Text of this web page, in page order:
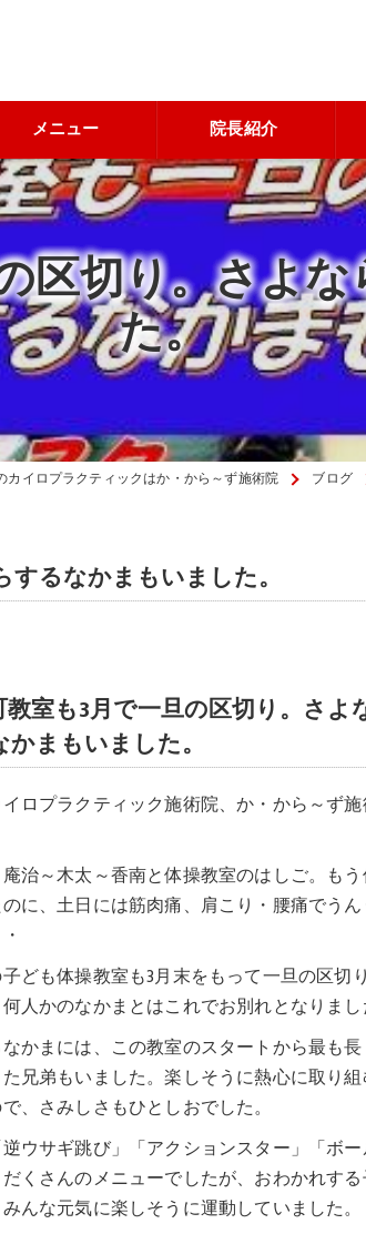
メニュー 院長紹介
区切り。さよ
た。
カイロプラクティックはか・から～ず施術院 ブログ
るなかまもいました。
室も3月で一旦の区切り。さよ
まもいました。
ロプラクティック施術院、か・から～ず
治～木太～香南と体操教室のはしご。も
に、土日には筋肉痛、肩こり・腰痛でう
ども体操教室も3月末をもって一旦の区切
人かのなかまとはこれでお別れとなりまし
かまには、この教室のスタートから最も
兄弟もいました。楽しそうに熱心に取り
、さみしさもひとしおでした。
ウサギ跳び」「アクションスター」「ボ
くさんのメニューでしたが、おわかれす
んな元気に楽しそうに運動していました。